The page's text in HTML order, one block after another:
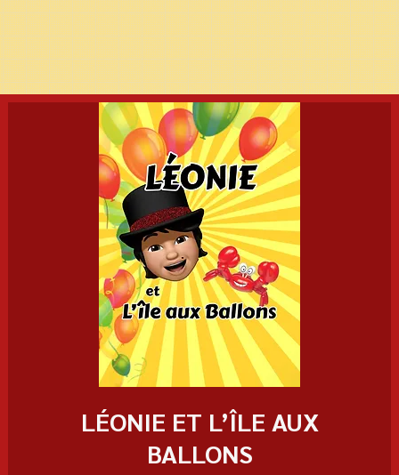
LÉONIE ET L’ÎLE AUX
BALLONS